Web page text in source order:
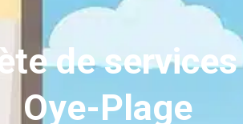
de
Oye-Plage